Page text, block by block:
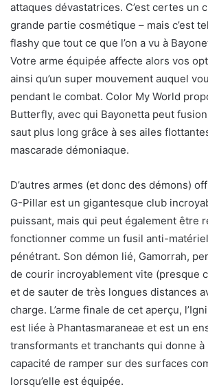
attaques dévastatrices. C’est certes un
grande partie cosmétique – mais c’est
flashy que tout ce que l’on a vu à
Votre arme équipée affecte alors vos
ainsi qu’un super mouvement auquel
pendant le combat. Color My World
Butterfly, avec qui Bayonetta peut
saut plus long grâce à ses ailes
mascarade démoniaque.
D’autres armes (et donc des démons)
G-Pillar est un gigantesque club
puissant, mais qui peut également être
fonctionner comme un fusil anti-
pénétrant. Son démon lié, Gamorrah,
de courir incroyablement vite (presque
et de sauter de très longues distances
charge. L’arme finale de cet aperçu,
est liée à Phantasmaraneae et est un
transformants et tranchants qui donne à
capacité de ramper sur des surfaces
lorsqu’elle est équipée.